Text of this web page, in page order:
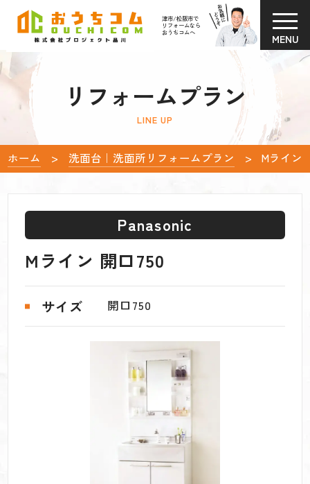
津市/松阪市で
リフォームなら
おうちコムへ
MENU
リフォームプラン
LINE UP
ホーム 洗面台｜洗面所リフォームプラン Mライン
Panasonic
Mライン 開口750
サイズ 開口750